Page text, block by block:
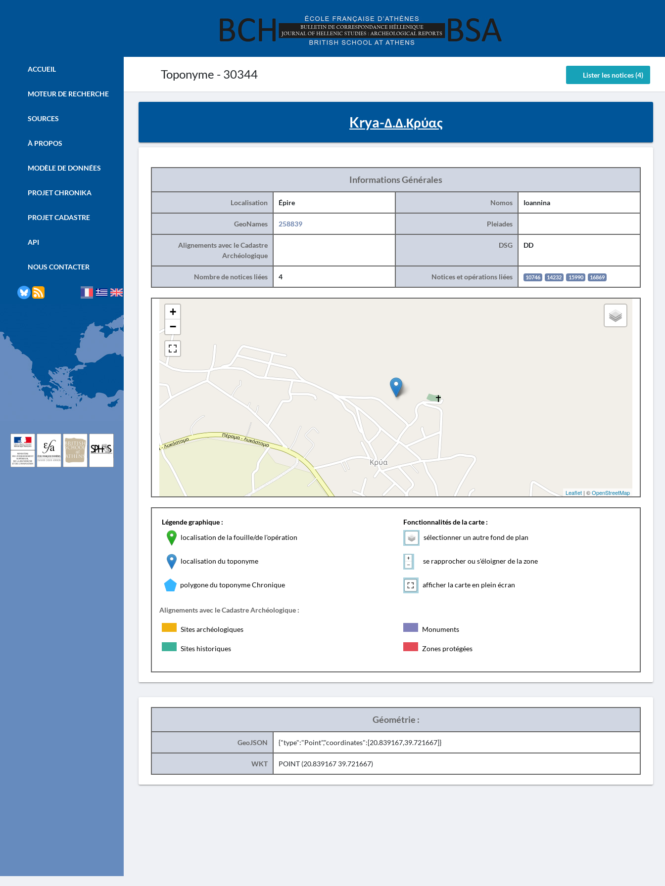
Toponyme - 30344 Lister les notices (4)
ACCUEIL
MOTEUR DE RECHERCHE
SOURCES
À PROPOS
MODÈLE DE DONNÉES
PROJET CHRONIKA
PROJET CADASTRE
API
NOUS CONTACTER
Krya-Δ.Δ.Κρύας
Informations Générales
Localisation Épire Nomos Ioannina
GeoNames 258839 Pleiades
Alignements avec le Cadastre
Archéologique
DSG DD
Nombre de notices liées 4 Notices et opérations liées 10746 14232 15990 16869
+
−
Leaflet | ©OpenStreetMap
Légende graphique :
localisation de la fouille/de l'opération
localisation du toponyme
polygone du toponyme Chronique
Fonctionnalités de la carte :
sélectionner un autre fond de plan
se rapprocher ou s'éloigner de la zone
afficher la carte en plein écran
Alignements avec le Cadastre Archéologique :
Sites archéologiques Monuments
Sites historiques Zones protégées
Géométrie :
GeoJSON {"type":"Point","coordinates":[20.839167,39.721667]}
WKT POINT (20.839167 39.721667)